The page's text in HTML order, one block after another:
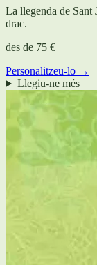
La llegenda de
drac.
des de 75 €
Personalitzeu-lo →
Llegiu-ne més